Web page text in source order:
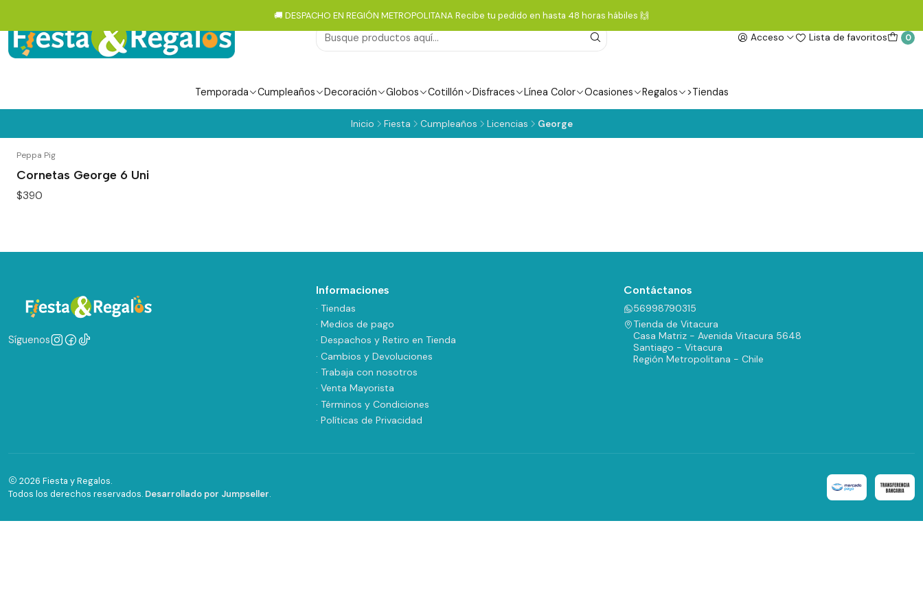
Acceso Lista de favoritos 0
Temporada Cumpleaños Decoración Globos Cotillón Disfraces Línea Color Ocasiones Regalos >Tiendas
🚚 DESPACHO EN REGIÓN METROPOLITANA Recibe tu pedido en hasta 48 horas hábiles 🙌
Inicio Fiesta Cumpleaños Licencias George
Peppa Pig
Cornetas George 6 Uni
$390
Síguenos
Informaciones
· Tiendas
· Medios de pago
· Despachos y Retiro en Tienda
· Cambios y Devoluciones
· Trabaja con nosotros
· Venta Mayorista
· Términos y Condiciones
· Políticas de Privacidad
Contáctanos
56998790315
Tienda de Vitacura
Casa Matriz - Avenida Vitacura 5648
Santiago - Vitacura
Región Metropolitana - Chile
2026 Fiesta y Regalos.
Todos los derechos reservados. Desarrollado por Jumpseller.